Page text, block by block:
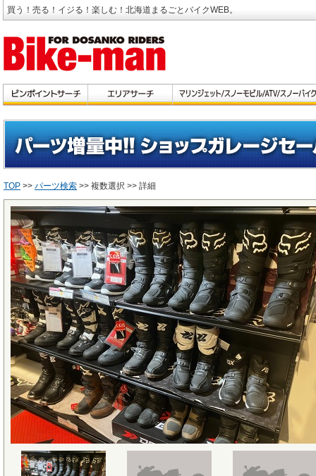
買う！売る！イジる！楽しむ！北海道まるごとバイクWEB。
TOP >> パーツ検索 >> 複数選択 >> 詳細